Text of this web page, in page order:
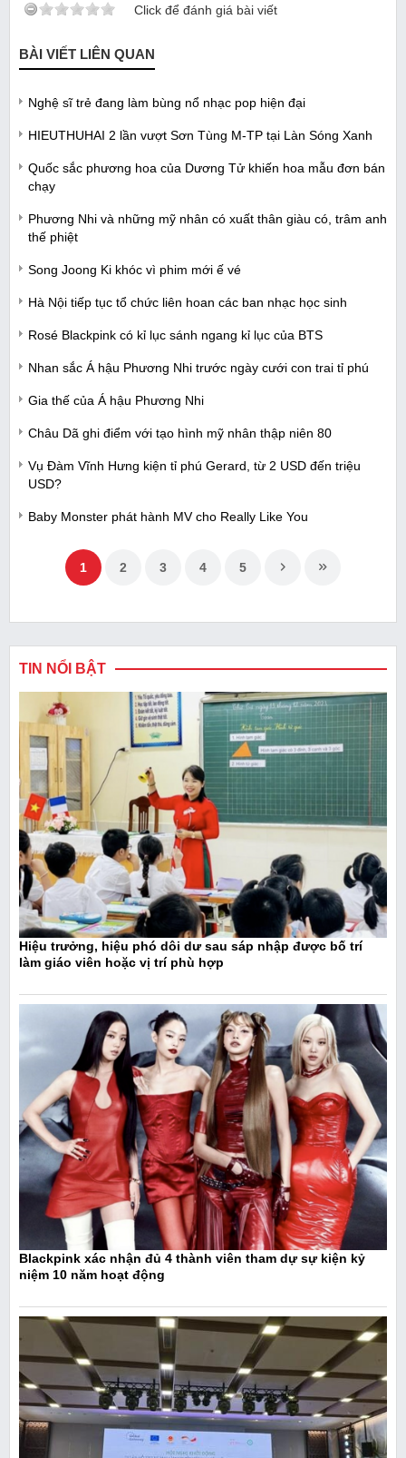
Click để đánh giá bài viết
BÀI VIẾT LIÊN QUAN
Nghệ sĩ trẻ đang làm bùng nổ nhạc pop hiện đại
HIEUTHUHAI 2 lần vượt Sơn Tùng M-TP tại Làn Sóng Xanh
Quốc sắc phương hoa của Dương Tử khiến hoa mẫu đơn bán
chạy
Phương Nhi và những mỹ nhân có xuất thân giàu có, trâm anh
thế phiệt
Song Joong Ki khóc vì phim mới ế vé
Hà Nội tiếp tục tổ chức liên hoan các ban nhạc học sinh
Rosé Blackpink có kỉ lục sánh ngang kỉ lục của BTS
Nhan sắc Á hậu Phương Nhi trước ngày cưới con trai tỉ phú
Gia thế của Á hậu Phương Nhi
Châu Dã ghi điểm với tạo hình mỹ nhân thập niên 80
Vụ Đàm Vĩnh Hưng kiện tỉ phú Gerard, từ 2 USD đến triệu
USD?
Baby Monster phát hành MV cho Really Like You
1 2 3 4 5
TIN NỔI BẬT
Hiệu trưởng, hiệu phó dôi dư sau sáp nhập được bố trí
làm giáo viên hoặc vị trí phù hợp
Blackpink xác nhận đủ 4 thành viên tham dự sự kiện kỷ
niệm 10 năm hoạt động